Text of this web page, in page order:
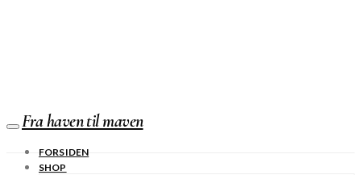
Fra haven til maven
FORSIDEN
SHOP